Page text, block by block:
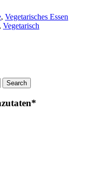
, Vegetarisches Essen
Vegetarisch